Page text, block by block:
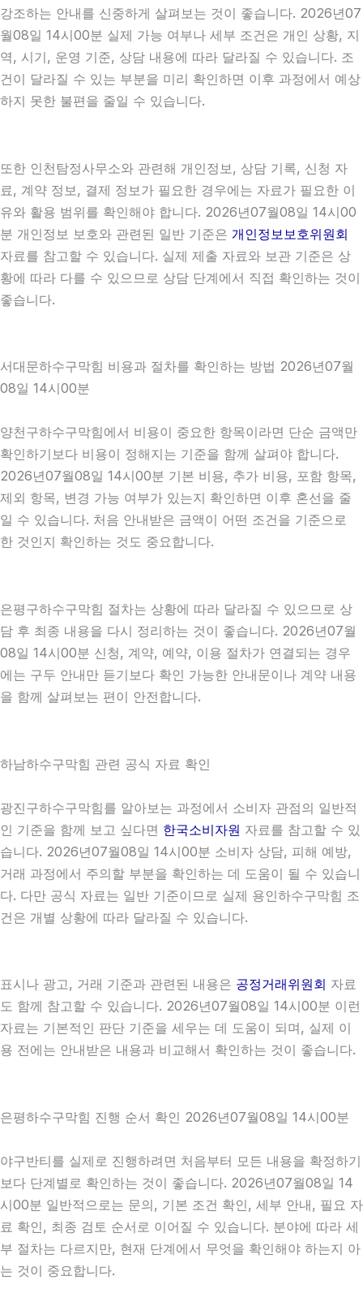
강조하는 안내를 신중하게 살펴보는 것이 좋습니다. 2026년07
월08일 14시00분 실제 가능 여부나 세부 조건은 개인 상황, 지
역, 시기, 운영 기준, 상담 내용에 따라 달라질 수 있습니다. 조
건이 달라질 수 있는 부분을 미리 확인하면 이후 과정에서 예상
하지 못한 불편을 줄일 수 있습니다.
또한 인천탐정사무소와 관련해 개인정보, 상담 기록, 신청 자
료, 계약 정보, 결제 정보가 필요한 경우에는 자료가 필요한 이
유와 활용 범위를 확인해야 합니다. 2026년07월08일 14시00
분 개인정보 보호와 관련된 일반 기준은 개인정보보호위원회
자료를 참고할 수 있습니다. 실제 제출 자료와 보관 기준은 상
황에 따라 다를 수 있으므로 상담 단계에서 직접 확인하는 것이
좋습니다.
서대문하수구막힘 비용과 절차를 확인하는 방법 2026년07월
08일 14시00분
양천구하수구막힘에서 비용이 중요한 항목이라면 단순 금액만
확인하기보다 비용이 정해지는 기준을 함께 살펴야 합니다.
2026년07월08일 14시00분 기본 비용, 추가 비용, 포함 항목,
제외 항목, 변경 가능 여부가 있는지 확인하면 이후 혼선을 줄
일 수 있습니다. 처음 안내받은 금액이 어떤 조건을 기준으로
한 것인지 확인하는 것도 중요합니다.
은평구하수구막힘 절차는 상황에 따라 달라질 수 있으므로 상
담 후 최종 내용을 다시 정리하는 것이 좋습니다. 2026년07월
08일 14시00분 신청, 계약, 예약, 이용 절차가 연결되는 경우
에는 구두 안내만 듣기보다 확인 가능한 안내문이나 계약 내용
을 함께 살펴보는 편이 안전합니다.
하남하수구막힘 관련 공식 자료 확인
광진구하수구막힘를 알아보는 과정에서 소비자 관점의 일반적
인 기준을 함께 보고 싶다면 한국소비자원 자료를 참고할 수 있
습니다. 2026년07월08일 14시00분 소비자 상담, 피해 예방,
거래 과정에서 주의할 부분을 확인하는 데 도움이 될 수 있습니
다. 다만 공식 자료는 일반 기준이므로 실제 용인하수구막힘 조
건은 개별 상황에 따라 달라질 수 있습니다.
표시나 광고, 거래 기준과 관련된 내용은 공정거래위원회 자료
도 함께 참고할 수 있습니다. 2026년07월08일 14시00분 이런
자료는 기본적인 판단 기준을 세우는 데 도움이 되며, 실제 이
용 전에는 안내받은 내용과 비교해서 확인하는 것이 좋습니다.
은평하수구막힘 진행 순서 확인 2026년07월08일 14시00분
야구반티를 실제로 진행하려면 처음부터 모든 내용을 확정하기
보다 단계별로 확인하는 것이 좋습니다. 2026년07월08일 14
시00분 일반적으로는 문의, 기본 조건 확인, 세부 안내, 필요 자
료 확인, 최종 검토 순서로 이어질 수 있습니다. 분야에 따라 세
부 절차는 다르지만, 현재 단계에서 무엇을 확인해야 하는지 아
는 것이 중요합니다.